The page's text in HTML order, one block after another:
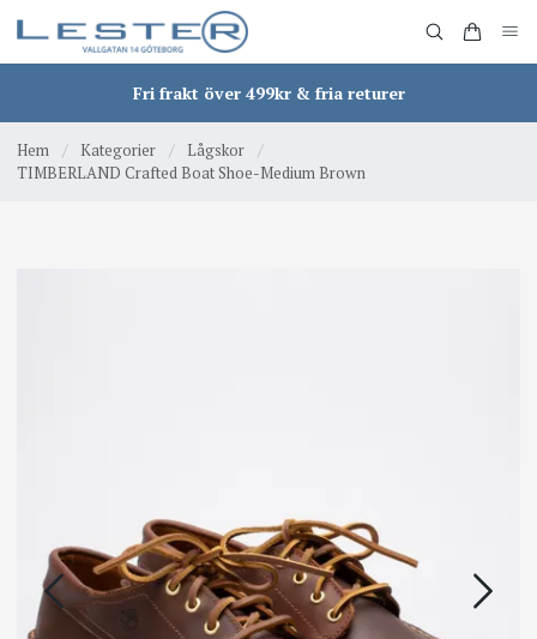
Fri frakt över 499kr & fria returer
Hem / Kategorier / Lågskor
/
TIMBERLAND Crafted Boat Shoe-Medium Brown